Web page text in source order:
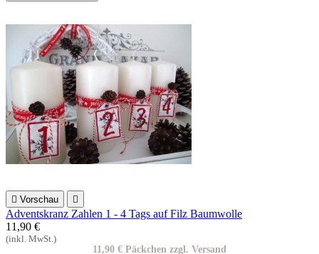
 Vorschau 
Adventskranz Zahlen 1 - 4 Tags auf Filz Baumwolle
11,90 €
(inkl. MwSt.)
11,90 € Päckchen zzgl. Versand